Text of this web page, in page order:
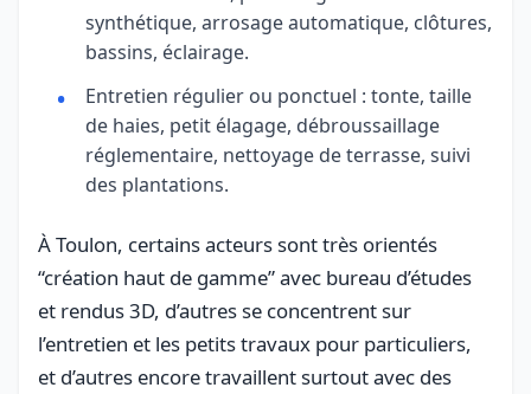
synthétique, arrosage automatique, clôtures,
bassins, éclairage.
Entretien régulier ou ponctuel : tonte, taille
de haies, petit élagage, débroussaillage
réglementaire, nettoyage de terrasse, suivi
des plantations.
À Toulon, certains acteurs sont très orientés
“création haut de gamme” avec bureau d’études
et rendus 3D, d’autres se concentrent sur
l’entretien et les petits travaux pour particuliers,
et d’autres encore travaillent surtout avec des